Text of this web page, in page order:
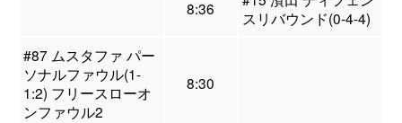
8:36
スリバウンド(0-4-4)
#87 ムスタファ パー
ソナルファウル(1-
1:2) フリースローオ
ンファウル2
8:30